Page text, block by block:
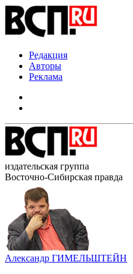
Редакция
Авторы
Реклама
издательская группа
Восточно-Сибирская правда
Александр ГИМЕЛЬШТЕЙН